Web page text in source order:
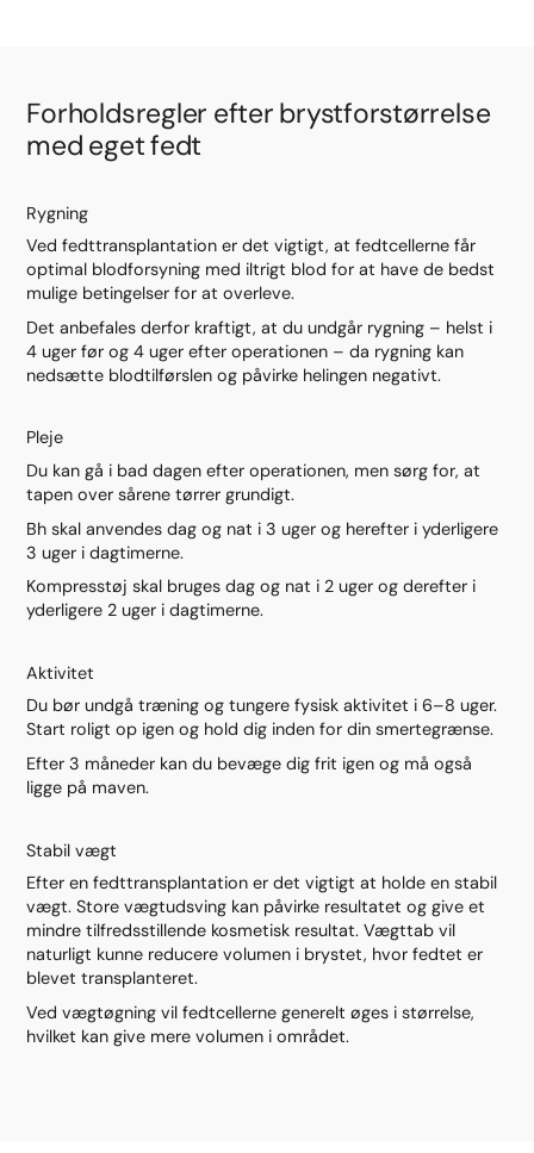
Forholdsregler efter brystforstørrelse
med eget fedt
Rygning
Ved fedttransplantation er det vigtigt, at fedtcellerne får
optimal blodforsyning med iltrigt blod for at have de bedst
mulige betingelser for at overleve.
Det anbefales derfor kraftigt, at du undgår rygning – helst i
4 uger før og 4 uger efter operationen – da rygning kan
nedsætte blodtilførslen og påvirke helingen negativt.
Pleje
Du kan gå i bad dagen efter operationen, men sørg for, at
tapen over sårene tørrer grundigt.
Bh skal anvendes dag og nat i 3 uger og herefter i yderligere
3 uger i dagtimerne.
Kompresstøj skal bruges dag og nat i 2 uger og derefter i
yderligere 2 uger i dagtimerne.
Aktivitet
Du bør undgå træning og tungere fysisk aktivitet i 6–8 uger.
Start roligt op igen og hold dig inden for din smertegrænse.
Efter 3 måneder kan du bevæge dig frit igen og må også
ligge på maven.
Stabil vægt
Efter en fedttransplantation er det vigtigt at holde en stabil
vægt. Store vægtudsving kan påvirke resultatet og give et
mindre tilfredsstillende kosmetisk resultat. Vægttab vil
naturligt kunne reducere volumen i brystet, hvor fedtet er
blevet transplanteret.
Ved vægtøgning vil fedtcellerne generelt øges i størrelse,
hvilket kan give mere volumen i området.